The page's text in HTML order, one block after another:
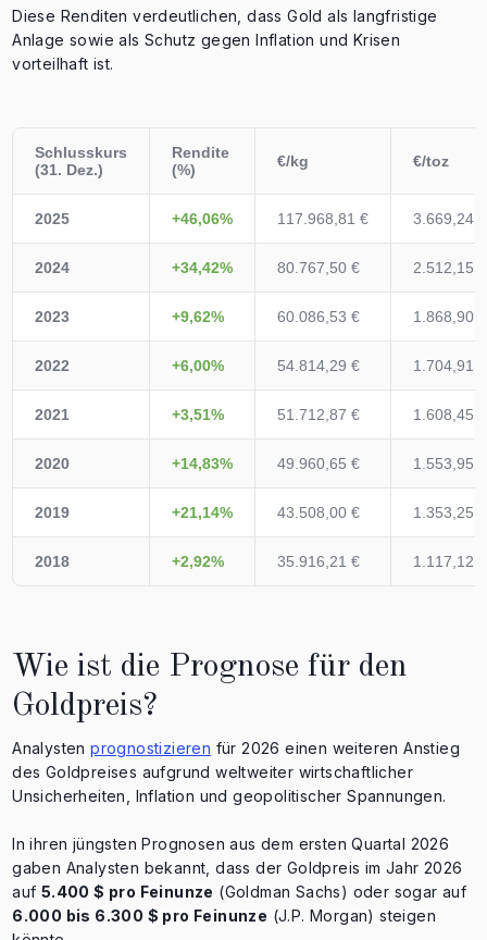
Diese Renditen verdeutlichen, dass Gold als langfristige
Anlage sowie als Schutz gegen Inflation und Krisen
vorteilhaft ist.
Schlusskurs
(31. Dez.)
Rendite
(%)
€/kg €/toz
2025 +46,06% 117.968,81 € 3.669,24 €
2024 +34,42% 80.767,50 € 2.512,15 €
2023 +9,62% 60.086,53 € 1.868,90 €
2022 +6,00% 54.814,29 € 1.704,91 €
2021 +3,51% 51.712,87 € 1.608,45 €
2020 +14,83% 49.960,65 € 1.553,95 €
2019 +21,14% 43.508,00 € 1.353,25 €
2018 +2,92% 35.916,21 € 1.117,12 €
Wie ist die Prognose für den
Goldpreis?
Analystenprognostizieren für 2026 einen weiteren Anstieg
des Goldpreises aufgrund weltweiter wirtschaftlicher
Unsicherheiten, Inflation und geopolitischer Spannungen.
In ihren jüngsten Prognosen aus dem ersten Quartal 2026
gaben Analysten bekannt, dass der Goldpreis im Jahr 2026
auf 5.400 $ pro Feinunze (Goldman Sachs) oder sogar auf
6.000 bis 6.300 $ pro Feinunze (J.P. Morgan) steigen